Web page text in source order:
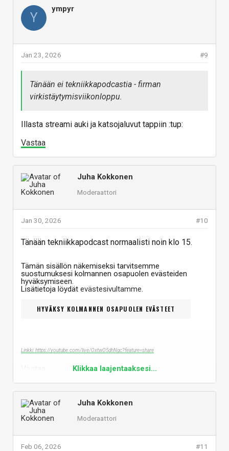
Y
ympyr
#9
Jan 23, 2026
Tänään ei tekniikkapodcastia - firman
virkistäytymisviikonloppu.
Illasta streami auki ja katsojaluvut tappiin :tup:
Vastaa
Juha Kokkonen
Moderaattori
#10
Jan 30, 2026
Tänään tekniikkapodcast normaalisti noin klo 15.
Tämän sisällön näkemiseksi tarvitsemme
suostumuksesi kolmannen osapuolen evästeiden
hyväksymiseen.
Lisätietoja löydät evästesivultamme
HYVÄKSY KOLMANNEN OSAPUOLEN EVÄSTEET
Linkki: https://youtube.com/live/OxtwO5dhNgc?feature=share
Klikkaa laajentaaksesi...
Juha Kokkonen
Moderaattori
#11
Feb 06, 2026